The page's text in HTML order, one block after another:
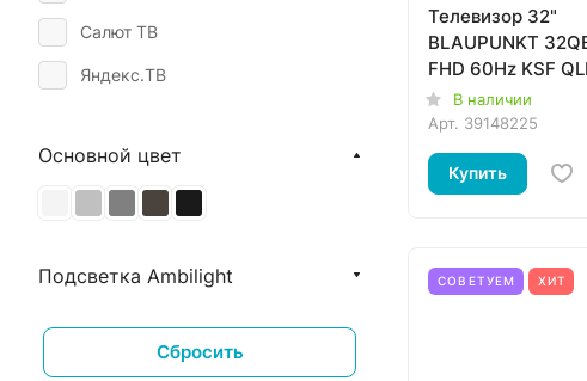
Телевизор 32"
BLAUPUNKT
FHD 60Hz KSF
GoogleTV
В наличии
Арт. 39148225
Купить
СОВЕТУЕМ ХИТ
Салют ТВ
Яндекс.ТВ
Titan OS
Основной цвет
Подсветка Ambilight
Сбросить